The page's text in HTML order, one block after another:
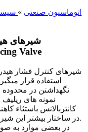
اتوماسیون صنعتی »
شیرهای
Valve
شیرهای کنترل فشار
استفاده قرار
نگهداشتن در
نمونه های
کانتربالانس باستثاء
.در ساختار بیشتر این
در بعضی موارد به